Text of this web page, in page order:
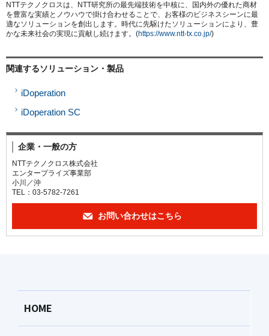
NTTテクノクロスは、NTT研究所の最先端技術を中核に、国内外の優れた商材
を豊富な実績とノウハウで掛け合わせることで、お客様のビジネスシーンに最
適なソリューションを創出します。時代に先駆けたソリューションにより、豊
かな未来社会の実現に貢献し続けます。(https://www.ntt-tx.co.jp/)
関連するソリューション・製品
iDoperation
iDoperation SC
企業・一般の方
NTTテクノクロス株式会社
エンタープライズ事業部
小川／沖
TEL：03-5782-7261
お問い合わせはこちら
HOME